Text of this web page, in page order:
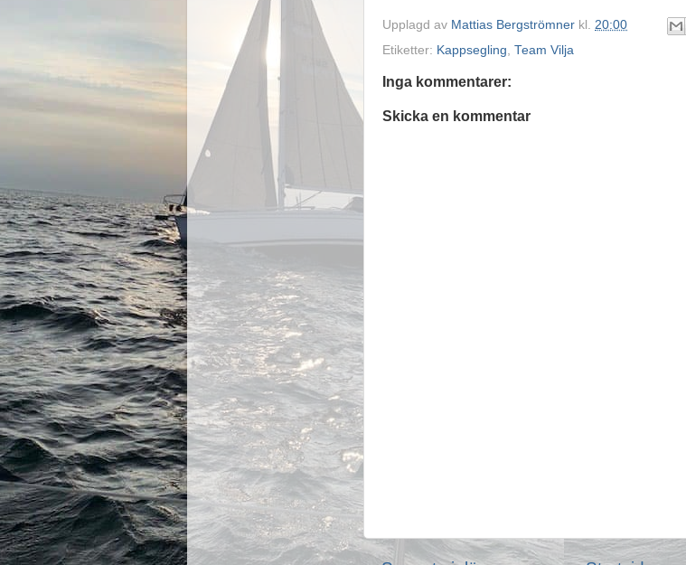
Upplagd av Mattias Bergströmner kl. 20:00
Etiketter: Kappsegling, Team Vilja
Inga kommentarer:
Skicka en kommentar